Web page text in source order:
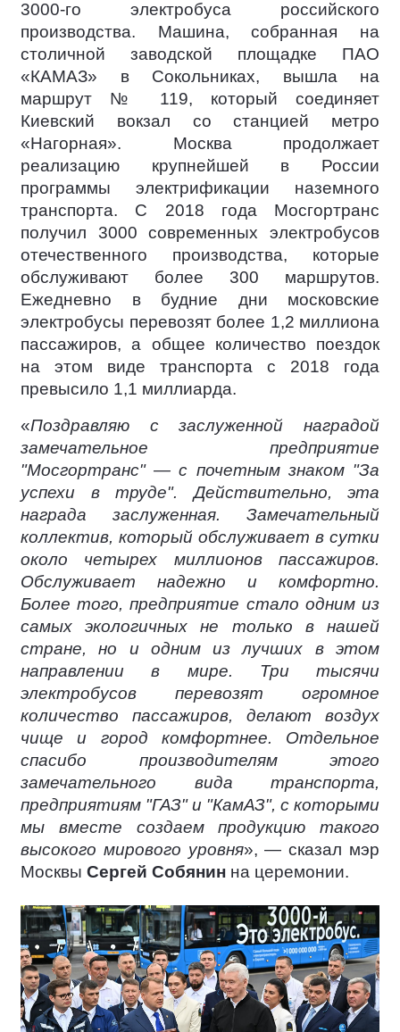
3000-го электробуса российского
производства. Машина, собранная на
столичной заводской площадке ПАО
«КАМАЗ» в Сокольниках, вышла на
маршрут № 119, который соединяет
Киевский вокзал со станцией метро
«Нагорная». Москва продолжает
реализацию крупнейшей в России
программы электрификации наземного
транспорта. С 2018 года Мосгортранс
получил 3000 современных электробусов
отечественного производства, которые
обслуживают более 300 маршрутов.
Ежедневно в будние дни московские
электробусы перевозят более 1,2 миллиона
пассажиров, а общее количество поездок
на этом виде транспорта с 2018 года
превысило 1,1 миллиарда.
«Поздравляю с заслуженной наградой
замечательное предприятие
"Мосгортранс" — с почетным знаком "За
успехи в труде". Действительно, эта
награда заслуженная. Замечательный
коллектив, который обслуживает в сутки
около четырех миллионов пассажиров.
Обслуживает надежно и комфортно.
Более того, предприятие стало одним из
самых экологичных не только в нашей
стране, но и одним из лучших в этом
направлении в мире. Три тысячи
электробусов перевозят огромное
количество пассажиров, делают воздух
чище и город комфортнее. Отдельное
спасибо производителям этого
замечательного вида транспорта,
предприятиям "ГАЗ" и "КамАЗ", с которыми
мы вместе создаем продукцию такого
высокого мирового уровня», — сказал мэр
Москвы Сергей Собянин на церемонии.